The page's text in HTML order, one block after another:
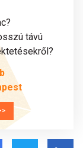
távú